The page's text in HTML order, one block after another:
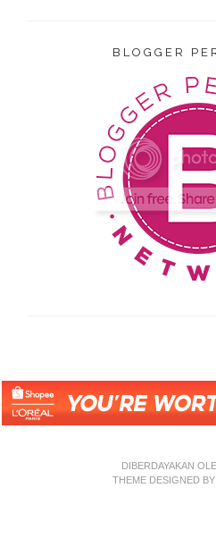
BLOGGER
DIBERDAYAKAN
THEME DESIGNED BY